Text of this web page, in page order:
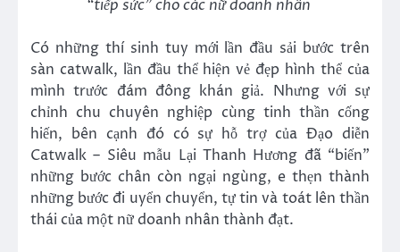
“tiếp sức” cho các nữ doanh nhân
Có những thí sinh tuy mới lần đầu sải bước trên
sàn catwalk, lần đầu thể hiện vẻ đẹp hình thể của
mình trước đám đông khán giả. Nhưng với sự
chỉnh chu chuyên nghiệp cùng tinh thần cống
hiến, bên cạnh đó có sự hỗ trợ của Đạo diễn
Catwalk – Siêu mẫu Lại Thanh Hương đã “biến”
những bước chân còn ngại ngùng, e thẹn thành
những bước đi uyển chuyển, tự tin và toát lên thần
thái của một nữ doanh nhân thành đạt.